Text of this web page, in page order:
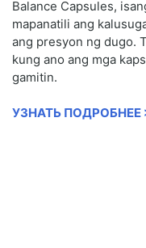
Balance Capsules,
mapanatili ang
ang presyon ng dugo.
kung ano ang mga
gamitin.
УЗНАТЬ ПОДРОБНЕЕ